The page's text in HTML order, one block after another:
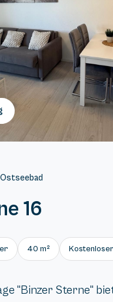
16
40 m²
"Binzer Sterne"